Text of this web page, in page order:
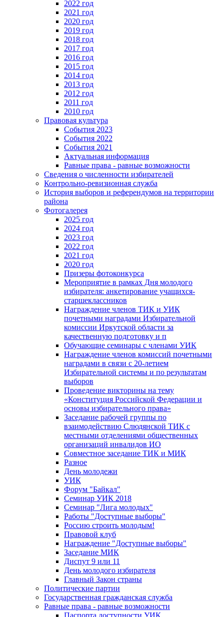
2022 год
2021 год
2020 год
2019 год
2018 год
2017 год
2016 год
2015 год
2014 год
2013 год
2012 год
2011 год
2010 год
Правовая культура
События 2023
События 2022
События 2021
Актуальная информация
Равные права - равные возможности
Сведения о численности избирателей
Контрольно-ревизионная служба
История выборов и референдумов на территории
района
Фотогалерея
2025 год
2024 год
2023 год
2022 год
2021 год
2020 год
Призеры фотоконкурса
Мероприятие в рамках Дня молодого
избирателя: анкетирование учащихся-
старшеклассников
Награждение членов ТИК и УИК
почетными наградами Избирательной
комиссии Иркутской области за
качественную подготовку и п
Обучающие семинары с членами УИК
Награждение членов комиссий почетными
наградами в связи с 20-летием
Избирательной системы и по результатам
выборов
Проведение викторины на тему
«Конституция Российской Федерации и
основы избирательного права»
Заседание рабочей группы по
взаимодействию Слюдянской ТИК с
местными отделениями общественных
организаций инвалидов ИО
Совместное заседание ТИК и МИК
Разное
День молодежи
УИК
Форум "Байкал"
Семинар УИК 2018
Семинар "Лига молодых"
Работы "Доступные выборы"
Россию строить молодым!
Правовой клуб
Награждение "Доступные выборы"
Заседание МИК
Диспут 9 или 11
День молодого избирателя
Главный Закон страны
Политические партии
Государственная гражданская служба
Равные права - равные возможности
Паспорта доступности УИК